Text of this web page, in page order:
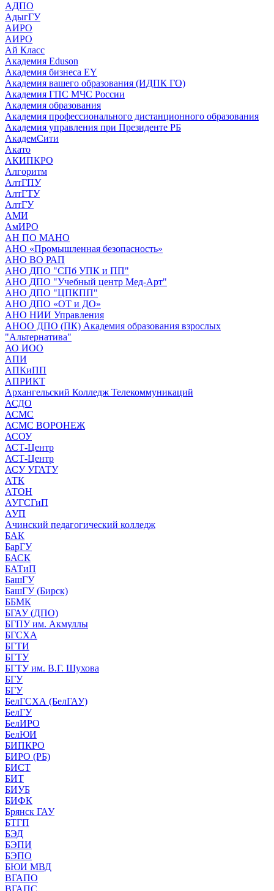
АДПО
АдыгГУ
АИРО
АИРО
Ай Класс
Академия Eduson
Академия бизнеса EY
Академия вашего образования (ИДПК ГО)
Академия ГПС МЧС России
Академия образования
Академия профессионального дистанционного образования
Академия управления при Президенте РБ
АкадемСити
Акато
АКИПКРО
Алгоритм
АлтГПУ
АлтГТУ
АлтГУ
АМИ
АмИРО
АН ПО МАНО
АНО «Промышленная безопасность»
АНО ВО РАП
АНО ДПО "СПб УПК и ПП"
АНО ДПО "Учебный центр Мед-Арт"
АНО ДПО "ЦПКПП"
АНО ДПО «ОТ и ДО»
АНО НИИ Управления
АНОО ДПО (ПК) Академия образования взрослых
"Альтернатива"
АО ИОО
АПИ
АПКиПП
АПРИКТ
Архангельский Колледж Телекоммуникаций
АСДО
АСМС
АСМС ВОРОНЕЖ
АСОУ
АСТ-Центр
АСТ-Центр
АСУ УГАТУ
АТК
АТОН
АУГСГиП
АУП
Ачинский педагогический колледж
БАК
БарГУ
БАСК
БАТиП
БашГУ
БашГУ (Бирск)
ББМК
БГАУ (ДПО)
БГПУ им. Акмуллы
БГСХА
БГТИ
БГТУ
БГТУ им. В.Г. Шухова
БГУ
БГУ
БелГСХА (БелГАУ)
БелГУ
БелИРО
БелЮИ
БИПКРО
БИРО (РБ)
БИСТ
БИТ
БИУБ
БИФК
Брянск ГАУ
БТГП
БЭД
БЭПИ
БЭПО
БЮИ МВД
ВГАПО
ВГАПС